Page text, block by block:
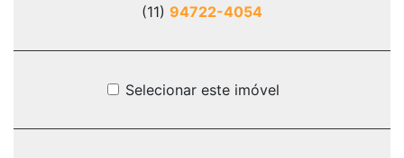
(11) 94722-4054
Selecionar este imóvel